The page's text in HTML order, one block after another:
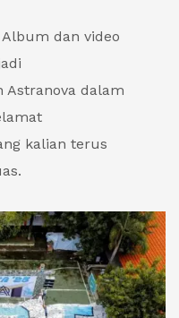
dan video
Astranova dalam
kalian terus